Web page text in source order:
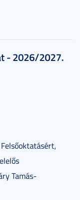
- 2026/2027.
Tamás-